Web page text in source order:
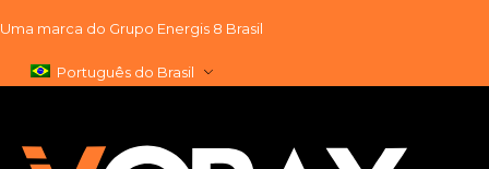
para
Uma marca do Grupo Energis 8 Brasil
Português do Brasil